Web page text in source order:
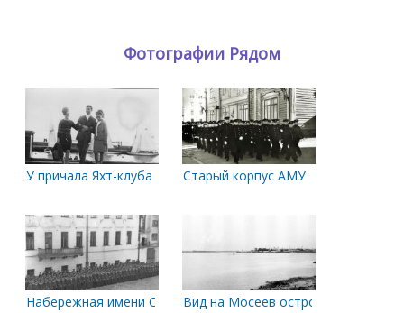
Фотографии Рядом
У причала Яхт-клуба Старый корпус АМУ
Набережная имени Сталина, здание АМУ. 1946 год.
Вид на Мосеев остров